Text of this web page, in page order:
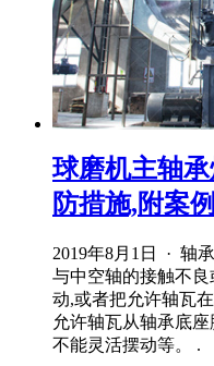
球磨机主轴
防措施,附案
2019年8月1日 · 轴
与中空轴的接触不
动,或者把允许轴瓦
允许轴瓦从轴承底
不能灵活摆动等。 .